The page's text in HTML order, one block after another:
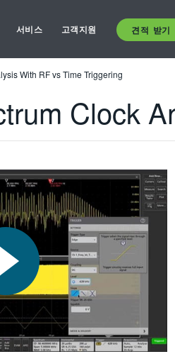
서비스 고객지원 견적 받기
With RF vs Time Triggering
Clock